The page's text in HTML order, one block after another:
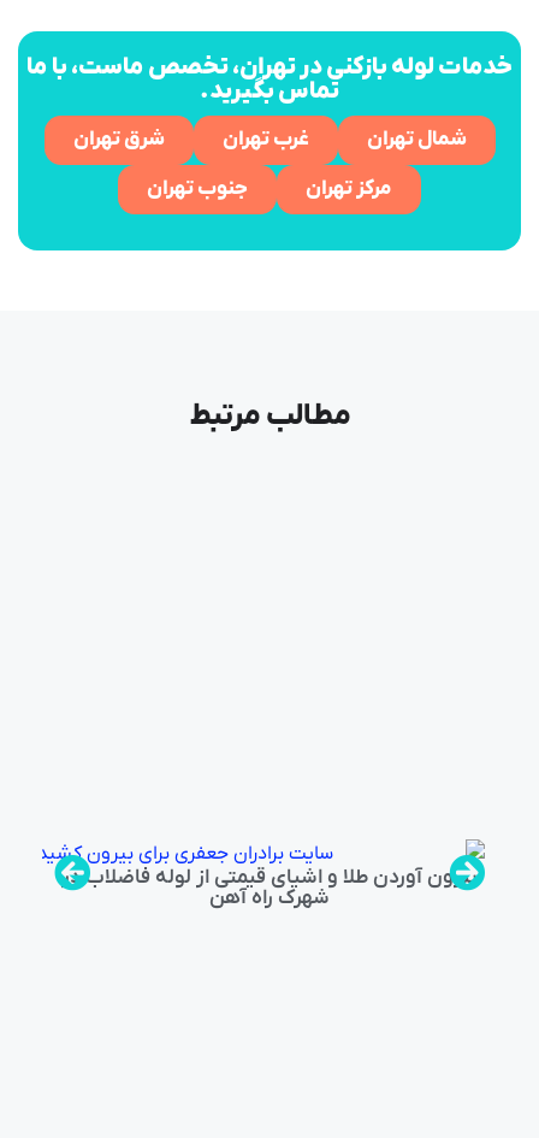
خدمات لوله بازکنی در تهران، تخصص ماست، با ما
تماس بگیرید.
شمال تهران غرب تهران
شرق تهران
مرکز تهران
جنوب تهران
مطالب مرتبط
بیرون آوردن طلا و اشیای قیمتی از لوله فاضلاب در
شهرک راه‌ آهن